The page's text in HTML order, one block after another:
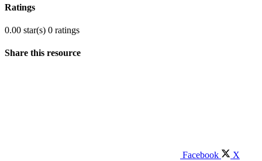
Ratings
0.00 star(s) 0 ratings
Share this resource
Facebook X